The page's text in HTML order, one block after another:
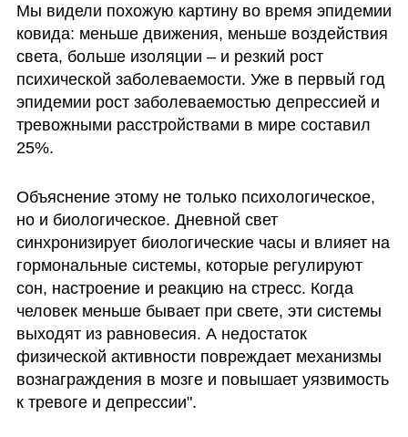
Мы видели похожую картину во время эпидемии
ковида: меньше движения, меньше воздействия
света, больше изоляции – и резкий рост
психической заболеваемости. Уже в первый год
эпидемии рост заболеваемостью депрессией и
тревожными расстройствами в мире составил
25%.
Объяснение этому не только психологическое,
но и биологическое. Дневной свет
синхронизирует биологические часы и влияет на
гормональные системы, которые регулируют
сон, настроение и реакцию на стресс. Когда
человек меньше бывает при свете, эти системы
выходят из равновесия. А недостаток
физической активности повреждает механизмы
вознаграждения в мозге и повышает уязвимость
к тревоге и депрессии".